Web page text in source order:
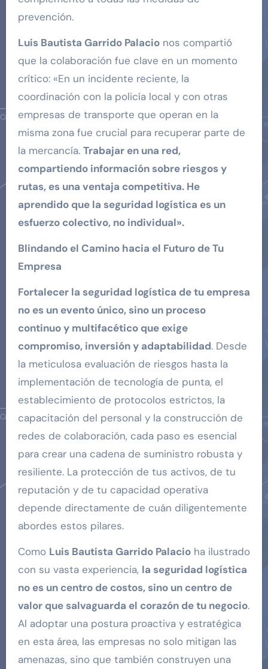
prevención.
Luis Bautista Garrido Palacionos compartió
que la colaboración fue clave en un momento
crítico: «En un incidente reciente, la
coordinación con la policía local y con otras
empresas de transporte que operan en la
misma zona fue crucial para recuperar parte de
la mercancía. Trabajar en una red,
compartiendo información sobre riesgos y
rutas, es una ventaja competitiva. He
aprendido que la seguridad logística es un
esfuerzo colectivo, no individual».
Blindando el Camino hacia el Futuro de Tu
Empresa
Fortalecer la seguridad logística de tu empresa
no es un evento único, sino un proceso
continuo y multifacético que exige
compromiso, inversión y adaptabilidad. Desde
la meticulosa evaluación de riesgos hasta la
implementación de tecnología de punta, el
establecimiento de protocolos estrictos, la
capacitación del personal y la construcción de
redes de colaboración, cada paso es esencial
para crear una cadena de suministro robusta y
resiliente. La protección de tus activos, de tu
reputación y de tu capacidad operativa
depende directamente de cuán diligentemente
abordes estos pilares.
Como Luis Bautista Garrido Palacioha ilustrado
con su vasta experiencia, la seguridad logística
no es un centro de costos, sino un centro de
valor que salvaguarda el corazón de tu negocio.
Al adoptar una postura proactiva y estratégica
en esta área, las empresas no solo mitigan las
amenazas, sino que también construyen una